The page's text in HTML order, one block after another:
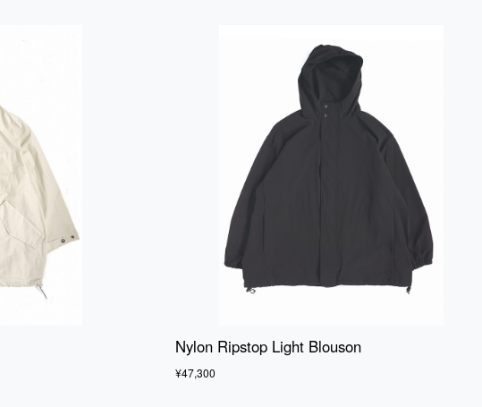
Nylon Ripstop Light Blouson
¥47,300